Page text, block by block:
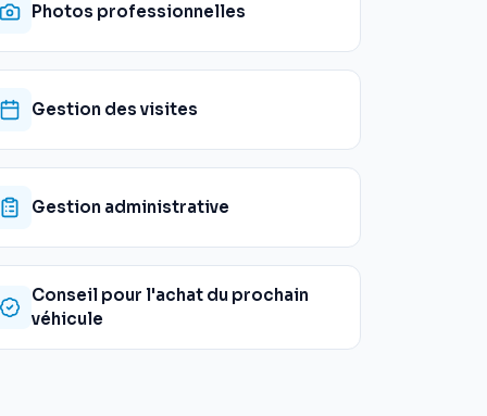
Photos professionnelles
Gestion des visites
Gestion administrative
Conseil pour l'achat du prochain
véhicule